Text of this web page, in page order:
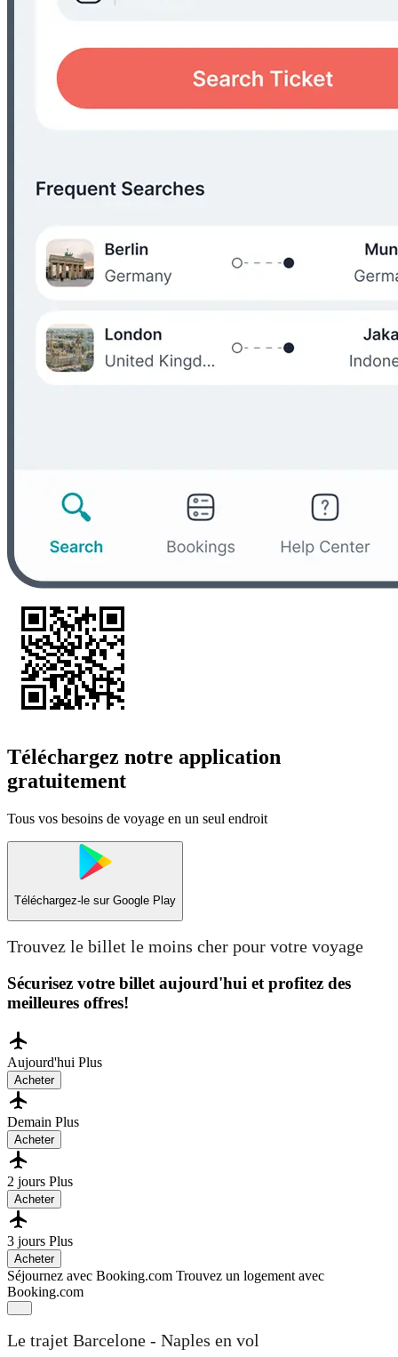
Téléchargez notre application
gratuitement
Tous vos besoins de voyage en un seul endroit
Téléchargez-le sur Google Play
Trouvez le billet le moins cher pour votre voyage
Sécurisez votre billet aujourd'hui et profitez des
meilleures offres!
Aujourd'hui Plus
Acheter
Demain Plus
Acheter
2 jours Plus
Acheter
3 jours Plus
Acheter
Séjournez avec Booking.com Trouvez un logement avec
Booking.com
Le trajet Barcelone - Naples en vol